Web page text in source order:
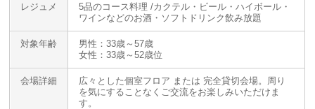
レジュメ
5品のコース料理 /カクテル・ビール・ハイボール・
ワインなどのお酒・ソフトドリンク飲み放題
対象年齢
男性：33歳～57歳
女性：33歳～52歳位
会場詳細
広々とした個室フロア または 完全貸切会場。周り
を気にすることなくご交流をお楽しみいただけま
す。